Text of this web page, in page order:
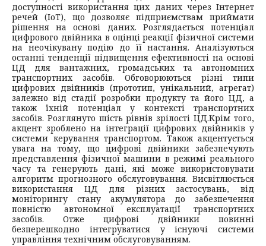
доступності використання цих даних через Інтернет
речей (ІоT), що дозволяє підприємствам приймати
рішення на основі даних. Розглядається потенціал
цифрового двійника в оцінці реакції фізичної системи
на неочікувану подію до її настання. Аналізуються
останні тенденції підвищення ефективності на основі
ЦД для вантажних, громадських та автономних
транспортних засобів. Обговорюються різні типи
цифрових двійників (прототип, унікальний, агрегат)
залежно від стадії розробки продукту та його ЦД, а
також їхній потенціал у контексті транспортних
засобів. Розглянуто шість рівнів зрілості ЦД.Крім того,
акцент зроблено на інтеграції цифрових двійників у
системи керування транспортом. Також акцентується
увага на тому, що цифрові двійники забезпечують
представлення фізичної машини в режимі реального
часу та генерують дані, які може використовувати
алгоритм прогнозного обслуговування. Висвітлюється
використання ЦД для різних застосувань, від
моніторингу стану акумулятора до забезпечення
повністю автономної експлуатації транспортних
засобів. Отже цифрові двійники повинні
безперешкодно інтегруватися у існуючі системи
управління технічним обслуговуванням.